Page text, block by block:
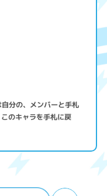
分の、メンバーと手札
のキャラを手札に戻